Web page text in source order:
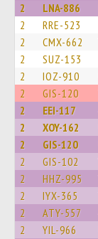
2 LNA-886
2 RRE-523
2 CMX-662
2 SUZ-153
2 IOZ-910
2 GIS-120
2 EEI-117
2 XOY-162
2 GIS-120
2 GIS-102
2 HHZ-995
2 IYX-365
2 ATY-557
2 YIL-966